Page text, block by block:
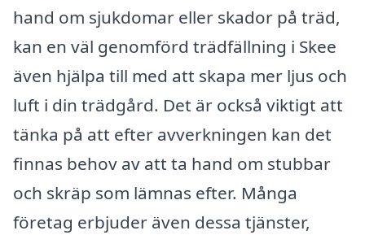
hand om sjukdomar eller skador på träd,
kan en väl genomförd trädfällning i Skee
även hjälpa till med att skapa mer ljus och
luft i din trädgård. Det är också viktigt att
tänka på att efter avverkningen kan det
finnas behov av att ta hand om stubbar
och skräp som lämnas efter. Många
företag erbjuder även dessa tjänster,